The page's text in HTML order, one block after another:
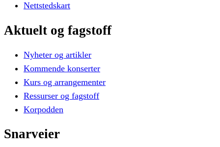
Nettstedskart
Aktuelt og fagstoff
Nyheter og artikler
Kommende konserter
Kurs og arrangementer
Ressurser og fagstoff
Korpodden
Snarveier